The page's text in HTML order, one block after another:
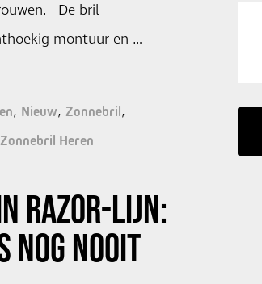
De bril
montuur en …
Nieuw Zonnebril
Zonnebril Heren
RAZOR-LIJN:
NOG NOOIT